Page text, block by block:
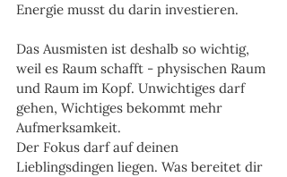
Energie musst du darin investieren.
Das Ausmisten ist deshalb so wichtig,
weil es Raum schafft - physischen Raum
und Raum im Kopf. Unwichtiges darf
gehen, Wichtiges bekommt mehr
Aufmerksamkeit.
Der Fokus darf auf deinen
Lieblingsdingen liegen. Was bereitet dir